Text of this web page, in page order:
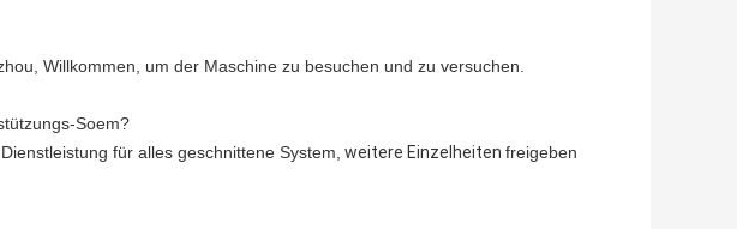
Willkommen, um der Maschine zu besuchen und zu versuchen.
Soem?
für alles geschnittene System, weitere Einzelheiten freigeben